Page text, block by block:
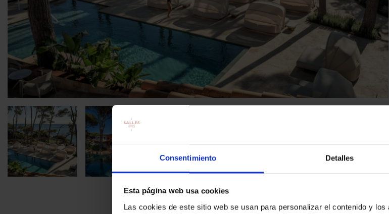
Consentimiento Detalles
Esta página web usa cookies
Las cookies de este sitio web se usan para personalizar el contenido y